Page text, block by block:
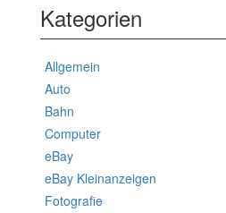
Kategorien
Allgemein
Auto
Bahn
Computer
eBay
eBay Kleinanzeigen
Fotografie